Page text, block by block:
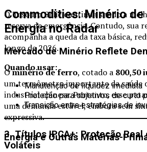
Commodities: Minério de
Energia no Radar
Mercado de Minério Reflete
Ominério de ferro, cotado a 800,50
um termômetro importante da saúde
industrial chinesa. Portanto, esse
uma demanda estável, embora sem
expressiva.
Energia e Outras Matérias-
O Tesouro Selic continua sendo a
reserva de emergência. Contudo, sua
acompanha a queda da taxa básica,
longo de 2026.
Quando usar:
Manutenção de liquidez imediata
Proteção para objetivos de curto
Transição entre estratégias de
3. Títulos IPCA+: Proteção Real
Voláteis